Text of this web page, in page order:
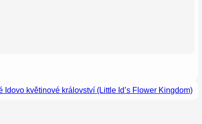
Idovo květinové království (Little Id’s Flower Kingdom)